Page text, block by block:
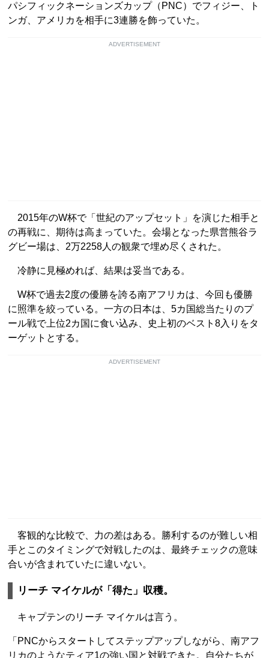
パシフィックネーションズカップ（PNC）でフィジー、ト
ンガ、アメリカを相手に3連勝を飾っていた。
ADVERTISEMENT
2015年のW杯で「世紀のアップセット」を演じた相手と
の再戦に、期待は高まっていた。会場となった県営熊谷ラ
グビー場は、2万2258人の観衆で埋め尽くされた。
冷静に見極めれば、結果は妥当である。
W杯で過去2度の優勝を誇る南アフリカは、今回も優勝
に照準を絞っている。一方の日本は、5カ国総当たりのプ
ール戦で上位2カ国に食い込み、史上初のベスト8入りをタ
ーゲットとする。
ADVERTISEMENT
客観的な比較で、力の差はある。勝利するのが難しい相
手とこのタイミングで対戦したのは、最終チェックの意味
合いが含まれていたに違いない。
リーチ マイケルが「得た」収穫。
キャプテンのリーチ マイケルは言う。
「PNCからスタートしてステップアップしながら、南アフ
リカのようなティア1の強い国と対戦できた。自分たちが